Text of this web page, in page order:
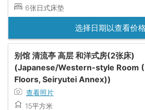
6张日式床垫
选择日期以查看价格
别馆 清流亭 高层 和洋式房(2张床)
(Japanese/Western-style Room
Floors, Seiryutei Annex))
查看照片
15平方米